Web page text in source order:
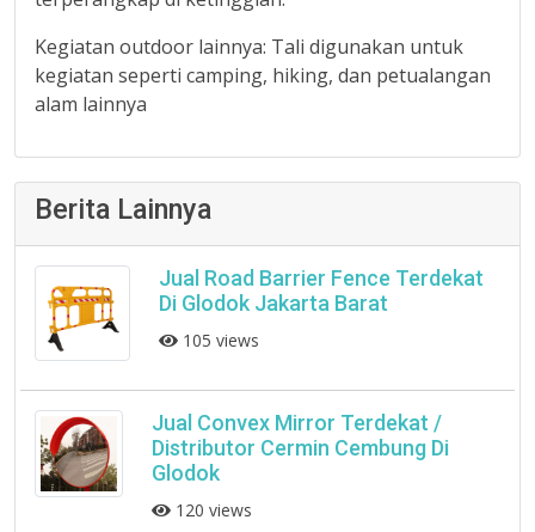
Kegiatan outdoor lainnya: Tali digunakan untuk
kegiatan seperti camping, hiking, dan petualangan
alam lainnya
Berita Lainnya
Jual Road Barrier Fence Terdekat
Di Glodok Jakarta Barat
105 views
Jual Convex Mirror Terdekat /
Distributor Cermin Cembung Di
Glodok
120 views